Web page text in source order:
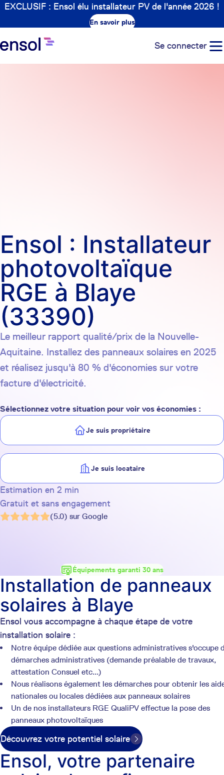
EXCLUSIF : Ensol élu installateur PV de l'année 2026 !
En savoir plus
Se connecter
Ensol : Installateur
photovoltaïque
RGE à Blaye
(33390)
Le meilleur rapport qualité/prix de la Nouvelle-
Aquitaine. Installez des panneaux solaires en 2025
et réalisez jusqu'à 80 % d'économies sur votre
facture d'électricité.
Sélectionnez votre situation pour voir vos économies :
Je suis propriétaire
Je suis locataire
Estimation en 2 min
Gratuit et sans engagement
(5.0) sur Google
Équipements garanti 30 ans
Ensol vous accompagne à chaque étape de votre
installation solaire :
Notre équipe dédiée aux questions administratives s'occupe
démarches administratives (demande préalable de travaux,
attestation Consuel etc...)
Nous réalisons également les démarches pour obtenir les
nationales ou locales dédiées aux panneaux solaires
Un de nos installateurs RGE QualiPV effectue la pose des
panneaux photovoltaïques
Découvrez votre potentiel solaire
Installation de panneaux
solaires à Blaye
Ensol, votre partenaire